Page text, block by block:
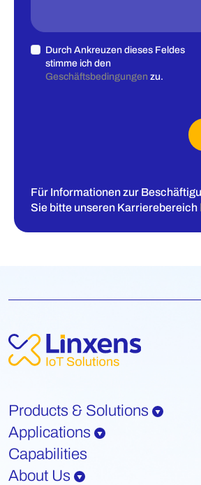
Durch Ankreuzen dieses Feldes
stimme ich den
Geschäftsbedingungen zu.
Für Informationen zur
Sie bitte unseren Karrierebereich
Products & Solutions
Applications
Capabilities
About Us